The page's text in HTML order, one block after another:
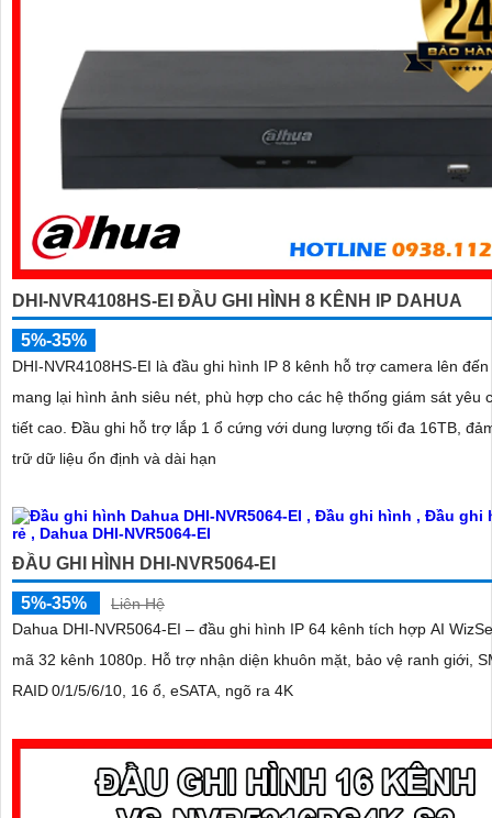
DHI-NVR4108HS-EI ĐẦU GHI HÌNH 8 KÊNH IP DAHUA
5%-35%
DHI-NVR4108HS-EI là đầu ghi hình IP 8 kênh hỗ trợ camera lên
mang lại hình ảnh siêu nét, phù hợp cho các hệ thống giám sát yêu
tiết cao. Đầu ghi hỗ trợ lắp 1 ổ cứng với dung lượng tối đa 16TB, đảm bảo lưu
trữ dữ liệu ổn định và dài hạn
ĐẦU GHI HÌNH DHI-NVR5064-EI
5%-35%
Liên Hệ
Dahua DHI‑NVR5064‑EI – đầu ghi hình IP 64 kênh tích hợp AI
mã 32 kênh 1080p. Hỗ trợ nhận diện khuôn mặt, bảo vệ ranh giới, SMD Plus.
RAID 0/1/5/6/10, 16 ổ, eSATA, ngõ ra 4K